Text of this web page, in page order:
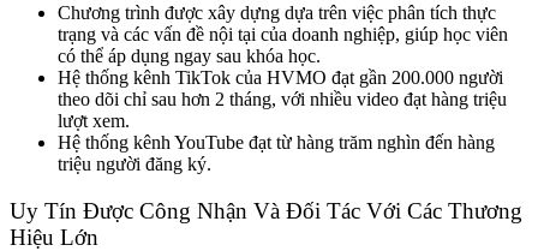
Chương trình được xây dựng dựa trên việc phân tích thực
trạng và các vấn đề nội tại của doanh nghiệp, giúp học viên
có thể áp dụng ngay sau khóa học.
Hệ thống kênh TikTok của HVMO đạt gần 200.000 người
theo dõi chỉ sau hơn 2 tháng, với nhiều video đạt hàng triệu
lượt xem.
Hệ thống kênh YouTube đạt từ hàng trăm nghìn đến hàng
triệu người đăng ký.
Uy Tín Được Công Nhận Và Đối Tác Với Các Thương
Hiệu Lớn